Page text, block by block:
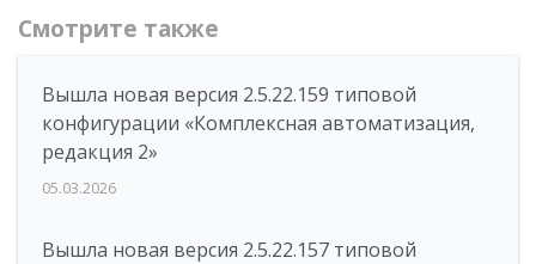
Смотрите также
Вышла новая версия 2.5.22.159 типовой
конфигурации «Комплексная автоматизация,
редакция 2»
05.03.2026
Вышла новая версия 2.5.22.157 типовой